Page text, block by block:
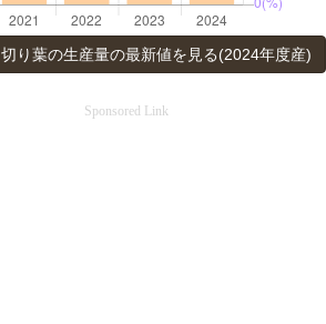
切り葉の生産量の最新値を見る(2024年度産)
Sponsored Link